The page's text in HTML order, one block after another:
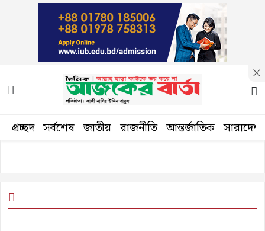
প্রচ্ছদ সর্বশেষ জাতীয় রাজনীতি আন্তর্জাতিক সারাদেশ